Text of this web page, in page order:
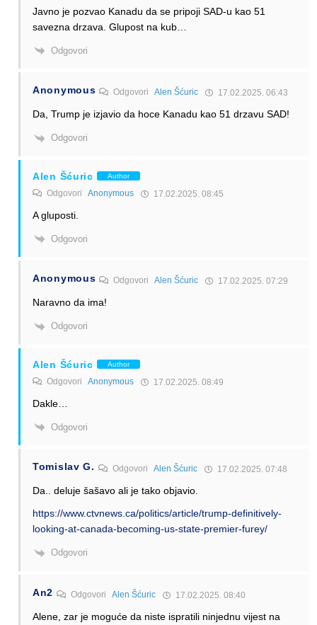
Javno je pozvao Kanadu da se pripoji SAD-u kao 51
savezna drzava. Glupost na kub…
Odgovori
Anonymous OdgovoriAlen Šćuric 17.02.2025. 06:43
Da, Trump je izjavio da hoce Kanadu kao 51 drzavu SAD!
Odgovori
Alen Šćuric Author
Odgovori Anonymous 17.02.2025. 08:45
A gluposti.
Odgovori
Anonymous OdgovoriAlen Šćuric 17.02.2025. 07:29
Naravno da ima!
Odgovori
Alen Šćuric Author
Odgovori Anonymous 17.02.2025. 08:49
Dakle…
Odgovori
Tomislav G. Odgovori Alen Šćuric 17.02.2025. 07:48
Da.. deluje šašavo ali je tako objavio.
https://www.ctvnews.ca/politics/article/trump-definitively-
looking-at-canada-becoming-us-state-premier-furey/
Odgovori
An2 OdgovoriAlen Šćuric 17.02.2025. 08:40
Alene, zar je moguće da niste ispratili ninjednu vijest na